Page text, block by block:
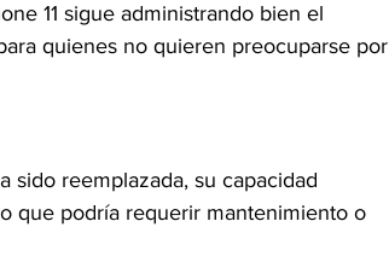
11 sigue administrando bien el
quienes no quieren preocuparse por
sido reemplazada, su capacidad
que podría requerir mantenimiento o